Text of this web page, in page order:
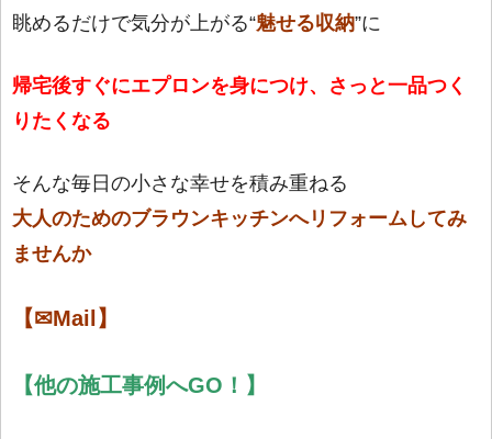
眺めるだけで気分が上がる“魅せる収納”に
帰宅後すぐにエプロンを身につけ、さっと一品つく
りたくなる
そんな毎日の小さな幸せを積み重ねる
大人のためのブラウンキッチンへリフォームしてみ
ませんか
【✉Mail】
【他の施工事例へGO！】